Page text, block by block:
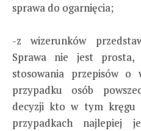
sprawa do ogarnięcia;
-z wizerunków
Sprawa nie jest prosta,
stosowania przepisów o
przypadku osób
decyzji kto w tym
przypadkach najlepiej